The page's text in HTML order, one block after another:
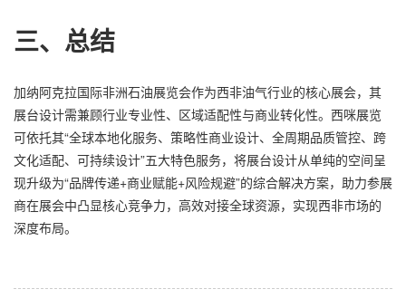
三、总结
加纳阿克拉国际非洲石油展览会作为西非油气行业的核心展会，其
展台设计需兼顾行业专业性、区域适配性与商业转化性。西咪展览
可依托其“全球本地化服务、策略性商业设计、全周期品质管控、跨
文化适配、可持续设计”五大特色服务，将展台设计从单纯的空间呈
现升级为“品牌传递+商业赋能+风险规避”的综合解决方案，助力参展
商在展会中凸显核心竞争力，高效对接全球资源，实现西非市场的
深度布局。